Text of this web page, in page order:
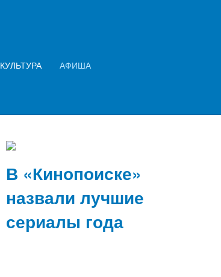
КУЛЬТУРА АФИША
В «Кинопоиске»
назвали лучшие
сериалы года